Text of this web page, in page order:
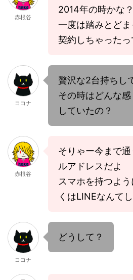
赤根谷
2014年の時かな？
一度は踏みとど
契約しちゃったっ
ココナ
贅沢な2台持ちし
その時はどんな
していたの？
赤根谷
そりゃー今まで
ルアドレスだよ
スマホを持つよ
くはLINEなんて
ココナ
どうして？